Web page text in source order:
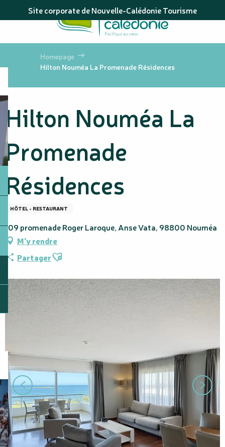
au
principal
Site corporate de Nouvelle-Calédonie Tourisme
Homepage
Hilton Nouméa La Promenade Résidences
Hilton Nouméa La
Promenade
Résidences
HÔTEL - RESTAURANT
109 promenade Roger Laroque, Anse Vata, 98800 Nouméa
M'y rendre
PartagerAjouter aux favoris